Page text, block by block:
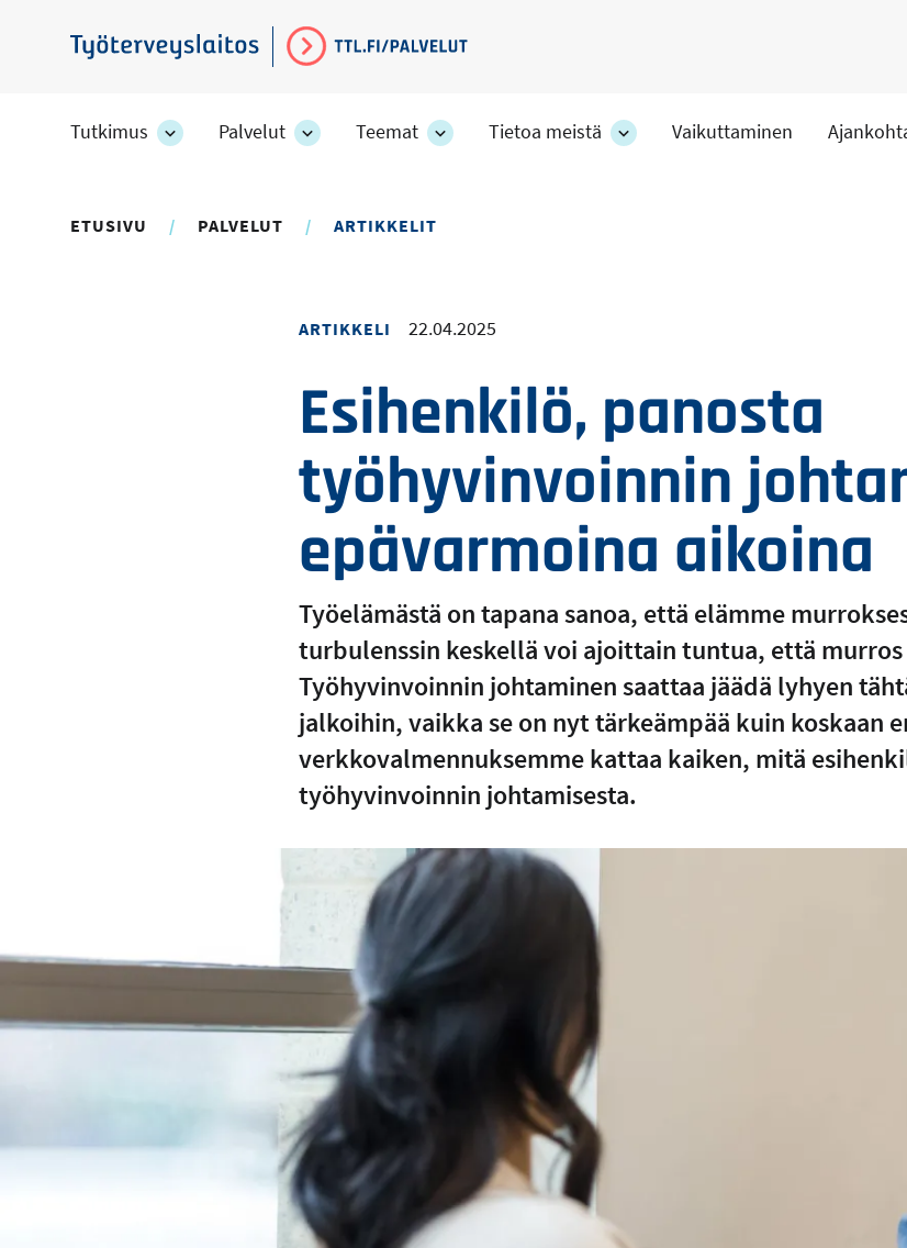
pääsisältöön
Työterveyslaitos
Tutkimus
TutkimusPalvelut
PalvelutTeemat
TeematTietoa meistä
TietoaVaikuttaminen
ETUSIVU PALVELUT ARTIKKELIT
ARTIKKELI 22.04.2025
Esihenkilö, panosta
työhyvinvoinnin
epävarmoina aikoina
Työelämästä on tapana sanoa, että elämme
turbulenssin keskellä voi ajoittain tuntua, että
Työhyvinvoinnin johtaminen saattaa jäädä lyhyen
jalkoihin, vaikka se on nyt tärkeämpää kuin koskaan
verkkovalmennuksemme kattaa kaiken, mitä
työhyvinvoinnin johtamisesta.